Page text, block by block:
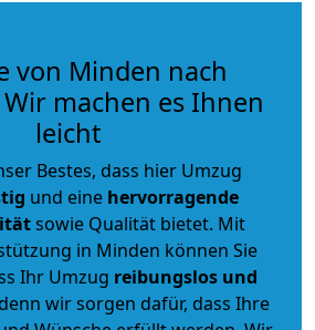
von Minden nach
machen es Ihnen
leicht
Bestes, dass hier Umzug
und eine hervorragende
sowie Qualität bietet. Mit
in Minden können Sie
Ihr Umzug reibungslos und
wir sorgen dafür, dass Ihre